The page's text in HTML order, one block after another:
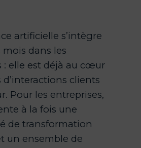
artificielle s’intègre
mois dans les
: elle est déjà au cœur
clients
Pour les entreprises,
à la fois une
de transformation
un ensemble de